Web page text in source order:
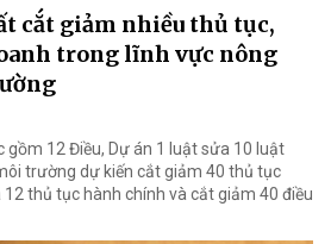
cắt giảm nhiều thủ tục,
trong lĩnh vực nông
gồm 12 Điều, Dự án 1 luật sửa 10 luật
trường dự kiến cắt giảm 40 thủ tục
thủ tục hành chính và cắt giảm 40 điều